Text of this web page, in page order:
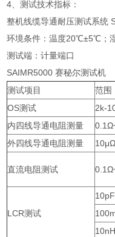
4、测试技术指标：
整机线缆导通耐压测试系统
环境条件：温度20℃±5℃；
测试端：计量端口
SAIMR5000 赛秘尔测试机
测试项目
范围
OS测试
2k-
内四线导通电阻测量
外四线导通电阻测量
直流电阻测试
LCR测试